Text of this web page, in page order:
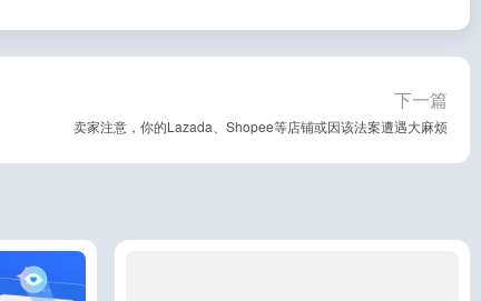
下一篇
卖家注意，你的Lazada、Shopee等店铺或因该法案遭遇大麻烦